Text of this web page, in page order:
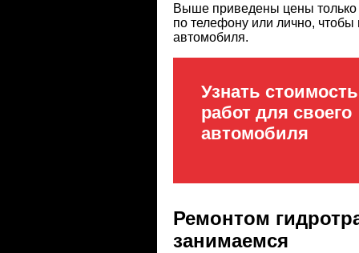
Выше приведены цены
по телефону или лично,
автомобиля.
Узнать стоимость
работ для своего
автомобиля
Ремонтом
занимаемся